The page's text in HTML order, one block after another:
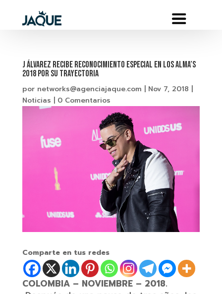
J ÁLVAREZ RECIBE RECONOCIMIENTO ESPECIAL EN LOS ALMA’S
2018 POR SU TRAYECTORIA
por networks@agenciajaque.com Nov 7, 2018
Noticias
0 Comentarios
Comparte en tus redes
COLOMBIA – NOVIEMBRE – 2018.